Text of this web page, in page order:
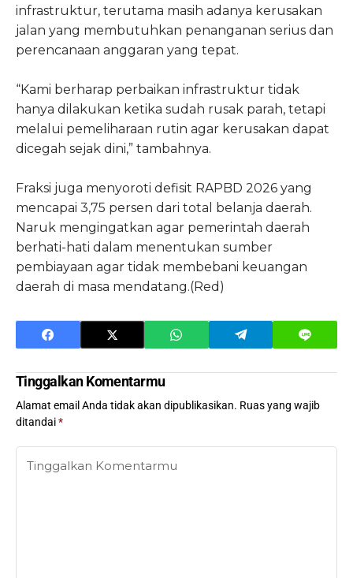
infrastruktur, terutama masih adanya kerusakan
jalan yang membutuhkan penanganan serius dan
perencanaan anggaran yang tepat.
“Kami berharap perbaikan infrastruktur tidak
hanya dilakukan ketika sudah rusak parah, tetapi
melalui pemeliharaan rutin agar kerusakan dapat
dicegah sejak dini,” tambahnya.
Fraksi juga menyoroti defisit RAPBD 2026 yang
mencapai 3,75 persen dari total belanja daerah.
Naruk mengingatkan agar pemerintah daerah
berhati-hati dalam menentukan sumber
pembiayaan agar tidak membebani keuangan
daerah di masa mendatang.(Red)
Tinggalkan Komentarmu
Alamat email Anda tidak akan dipublikasikan. Ruas yang wajib
ditandai*